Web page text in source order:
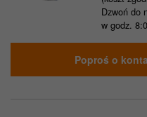
Dzwoń do
w godz.
Poproś o